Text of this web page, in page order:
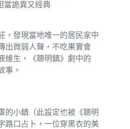
當詭異又經典
，發現當地唯一的居民家中
出微弱人聲，不吃果實會
維生，《聰明鎮》劇中的
事。
的小鎮（此設定也被《聰明
路口占卜，一位穿黑衣的美